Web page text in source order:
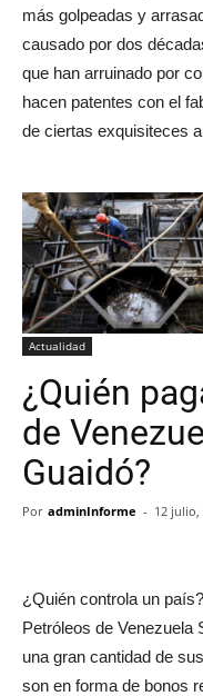
más golpeadas y
causado por dos
que han arruinado por
hacen patentes con el
de ciertas exquisiteces
Actualidad
¿Quién
de
Guaidó?
Por adminInforme - 12 julio,
¿Quién controla un
Petróleos de Venezuela
una gran cantidad de
son en forma de bonos